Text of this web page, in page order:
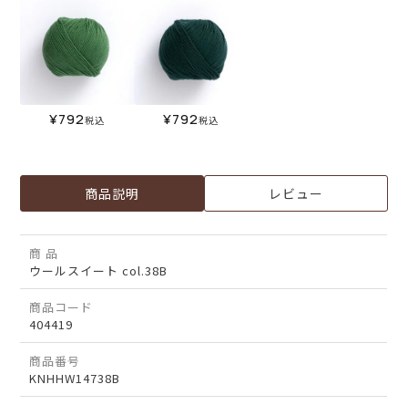
¥792税込 ¥792税込
商品説明 レビュー
商 品
ウールスイート col.38B
商品コード
404419
商品番号
KNHHW14738B